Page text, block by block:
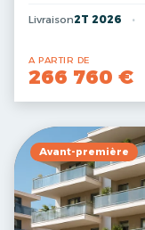
Livraison2T 2026
A PARTIR DE
266 760 €
Avant-première